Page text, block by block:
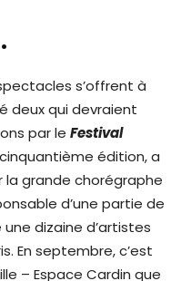
s’offrent à
deux qui devraient
par le Festival
édition, a
la grande chorégraphe
d’une partie de
dizaine d’artistes
En septembre, c’est
– Espace Cardin que